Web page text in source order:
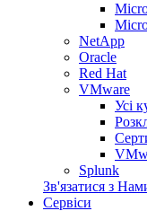
NetApp
Oracle
Red Hat
VMware
Усі
Splunk
Зв'язатися з
Сервіси